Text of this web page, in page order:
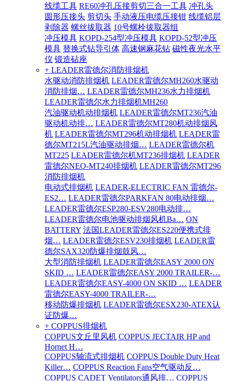
线缆工具 RE60冲孔压接剪切三合一工具 冲孔头
圆形压接头 剪切头 手动液压电缆压接钳 线缆铝层
剥除器 螺丝拔取器 10号螺栓拔取器组
冲压模具 KOPD-254型冲压模具 KOPD-52型冲压
模具 替换式钻导引体 高速钢麻花钻 磁性夜光水平
仪 锻造砧座
+ LEADER雷德尔消防排烟机
水驱动消防排烟机 LEADER雷德尔MH260水驱动
消防排烟… LEADER雷德尔MH236水力排烟机
LEADER雷德尔水力排烟机MH260
汽油驱动机动排烟机 LEADER雷德尔MT236汽油
驱动机动排… LEADER雷德尔MT280机动排烟风
机 LEADER雷德尔MT296机动排烟机 LEADER雷
德尔MT215L汽油驱动排烟… LEADER雷德尔机
MT225 LEADER雷德尔机MT236排烟机 LEADER
雷德尔NEO-MT240排烟机 LEADER雷德尔MT296
消防排烟机
电动式排烟机 LEADER-ELECTRIC FAN 雷德尔-
ES2… LEADER雷德尔PARKFAN 80电动排烟…
LEADER雷德尔ESP280-ESV280电动排…
LEADER雷德尔电池驱动排烟风机Ba… ON
BATTERY 法国LEADER雷德尔ES220便携式排
烟… LEADER雷德尔ESV230排烟机 LEADER雷
德尔SAX320防爆排烟鼓风…
大型消防排烟机 LEADER雷德尔EASY 2000 ON
SKID … LEADER雷德尔EASY 2000 TRAILER-…
LEADER雷德尔EASY-4000 ON SKID … LEADER
雷德尔EASY-4000 TRAILER-…
移动防爆排烟机 LEADER雷德尔ESX230-ATEX认
证防爆…
+ COPPUS排烟机
COPPUS文丘里风机 COPPUS JECTAIR HP and
Hornet H…
COPPUS轴流式排烟机 COPPUS Double Duty Heat
Killer… COPPUS Reaction Fans空气驱动反…
COPPUS CADET Ventilators通风排… COPPUS